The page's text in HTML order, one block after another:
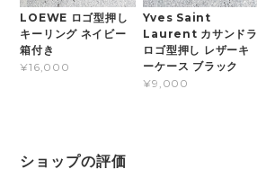
LOEWE ロゴ型押し
キーリング ネイビー
箱付き
¥16,000
Yves Saint
Laurent カサンドラ
ロゴ型押し レザーキ
ーケース ブラック
¥9,000
ショップの評価